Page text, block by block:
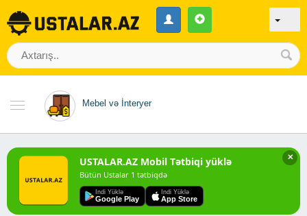
Mebel və İnteryer
✕
USTALAR.AZ Mobil Tətbiqi yüklə
Bütün Ustalar 1 tətbiqdə
Indi Yüklə
Google Play
Indi Yüklə
App Store